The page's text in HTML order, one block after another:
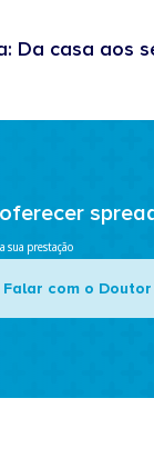
Da casa aos
sua prestação
Falar com o Doutor